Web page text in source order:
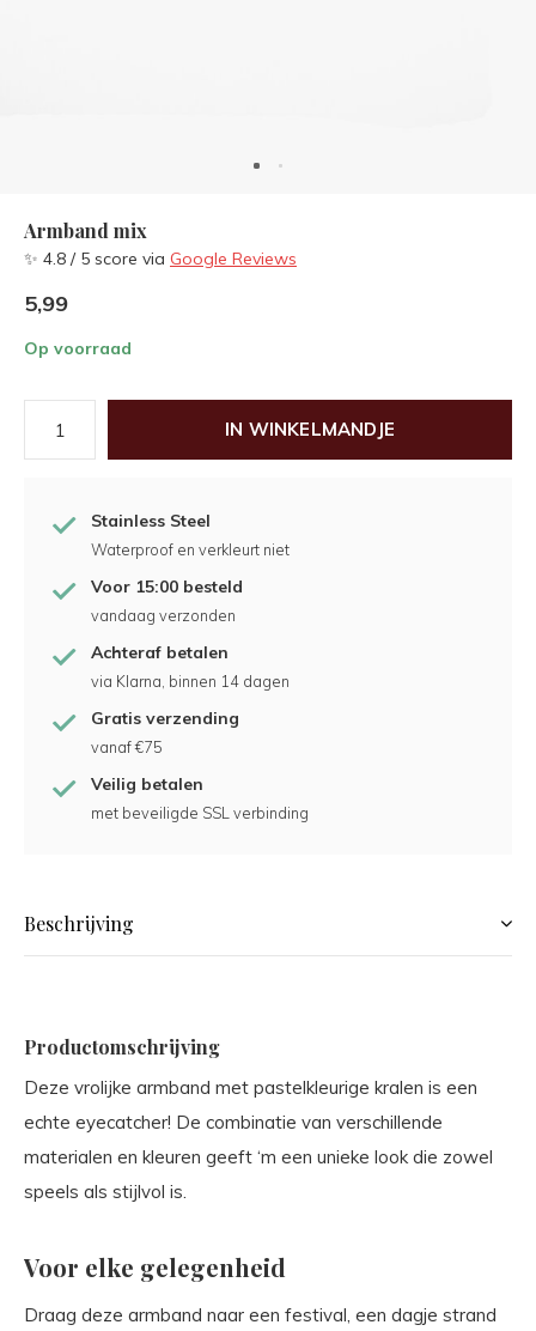
Armband mix
✨ 4.8 / 5 score via Google Reviews
5,99
Op voorraad
IN WINKELMANDJE
Stainless Steel
Waterproof en verkleurt niet
Voor 15:00 besteld
vandaag verzonden
Achteraf betalen
via Klarna, binnen 14 dagen
Gratis verzending
vanaf €75
Veilig betalen
met beveiligde SSL verbinding
Beschrijving
Productomschrijving
Deze vrolijke armband met pastelkleurige kralen is een
echte eyecatcher! De combinatie van verschillende
materialen en kleuren geeft ‘m een unieke look die zowel
speels als stijlvol is.
Voor elke gelegenheid
Draag deze armband naar een festival, een dagje strand